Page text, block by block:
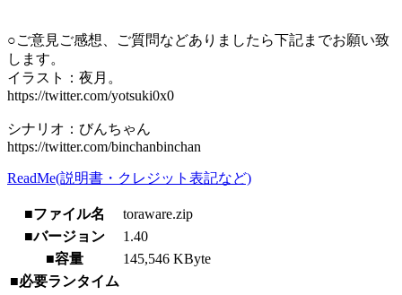
○ご意見ご感想、ご質問などありましたら下記までお願い致
します。
イラスト：夜月。
https://twitter.com/yotsuki0x0
シナリオ：びんちゃん
https://twitter.com/binchanbinchan
ReadMe(説明書・クレジット表記など)
■ファイル名
toraware.zip
■バージョン
1.40
■容量
145,546 KByte
■必要ランタイム